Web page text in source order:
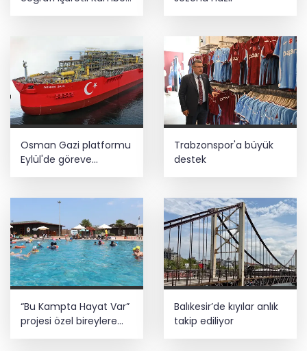
Osman Gazi platformu
Eylül'de göreve
başlayacak... Gabar’da
83 bin 200 varile ulaştı
Trabzonspor'a büyük
destek
“Bu Kampta Hayat Var”
projesi özel bireylere
yaz tatili sunuyor
Balıkesir’de kıyılar anlık
takip ediliyor